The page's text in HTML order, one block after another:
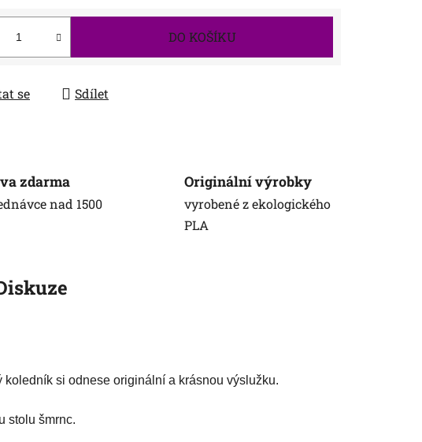
DO KOŠÍKU
se Sdílet
zdarma
nad 1500
Originální výrobky
vyrobené z ekologického
PLA
si odnese originální a krásnou výslužku.
stolu šmrnc.